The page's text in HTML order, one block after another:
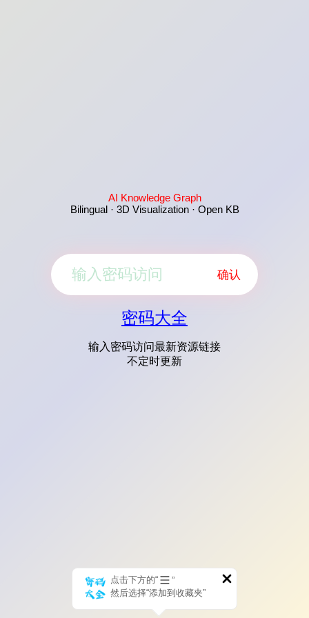
AI Knowledge Graph
Bilingual · 3D Visualization · Open KB
确认
密码大全
输入密码访问最新资源链接
不定时更新
点击下方的“
”
然后选择“添加到收藏夹”